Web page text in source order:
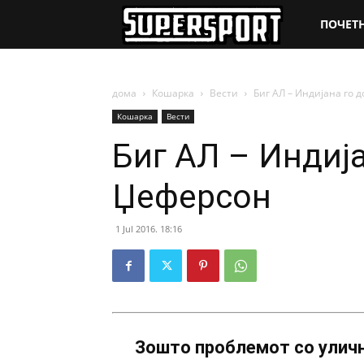
дома Кошарка Вести Биг АЛ – Индијана го
Кошарка Вести
Биг АЛ –
Џеферсон
1 Jul 2016. 18:16
Зошто проблемот со